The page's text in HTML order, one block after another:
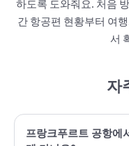
하도록 도와줘요. 처음
간 항공편 현황부터 여
서
자
프랑크푸르트 공항에